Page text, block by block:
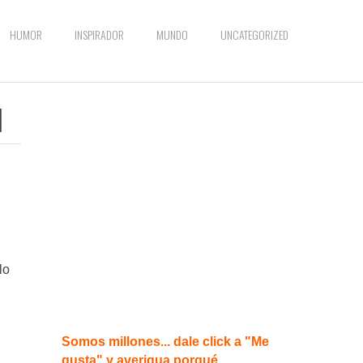
HUMOR INSPIRADOR MUNDO UNCATEGORIZED
Somos millones... dale click a "Me
gusta" y averigua porqué